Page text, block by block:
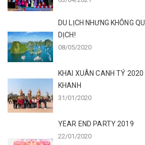
DU LỊCH NHƯNG KHÔNG
DỊCH!
08/05/2020
KHAI XUÂN CANH TÝ
KHANH
31/01/2020
YEAR END PARTY 2019
22/01/2020